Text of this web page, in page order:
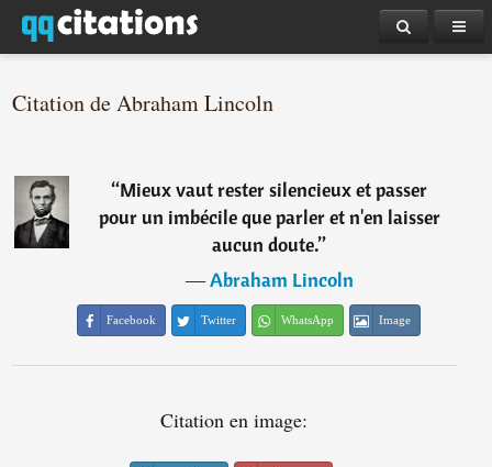
Citation de Abraham Lincoln
“Mieux vaut rester silencieux et passer
pour un imbécile que parler et n'en laisser
aucun doute.”
―Abraham Lincoln
Facebook Twitter WhatsApp Image
Citation en image: